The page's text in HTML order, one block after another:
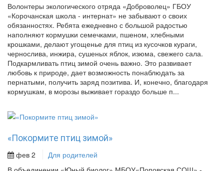
Волонтеры экологического отряда «Доброволец» ГБОУ
«Корочанская школа - интернат» не забывают о своих
обязанностях. Ребята ежедневно с большой радостью
наполняют кормушки семечками, пшеном, хлебными
крошками, делают угощенье для птиц из кусочков кураги,
чернослива, инжира, сушеных яблок, изюма, свежего сала.
Подкармливать птиц зимой очень важно. Это развивает
любовь к природе, дает возможность понаблюдать за
пернатыми, получить заряд позитива. И, конечно, благодаря
кормушкам, в морозы выживает гораздо больше п...
«Покормите птиц зимой»
фев 2
Для родителей